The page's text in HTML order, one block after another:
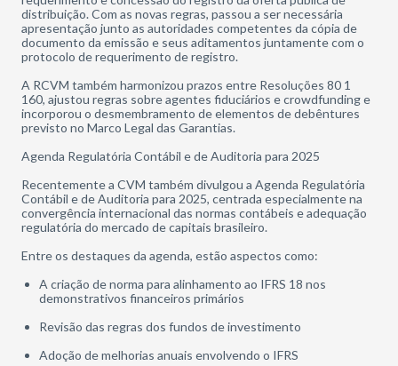
distribuição. Com as novas regras, passou a ser necessária
apresentação junto as autoridades competentes da cópia de
documento da emissão e seus aditamentos juntamente com o
protocolo de requerimento de registro.
A RCVM também harmonizou prazos entre Resoluções 80 1
160, ajustou regras sobre agentes fiduciários e crowdfunding e
incorporou o desmembramento de elementos de debêntures
previsto no Marco Legal das Garantias.
Agenda Regulatória Contábil e de Auditoria para 2025
Recentemente a CVM também divulgou a Agenda Regulatória
Contábil e de Auditoria para 2025, centrada especialmente na
convergência internacional das normas contábeis e adequação
regulatória do mercado de capitais brasileiro.
Entre os destaques da agenda, estão aspectos como:
A criação de norma para alinhamento ao IFRS 18 nos
demonstrativos financeiros primários
Revisão das regras dos fundos de investimento
Adoção de melhorias anuais envolvendo o IFRS